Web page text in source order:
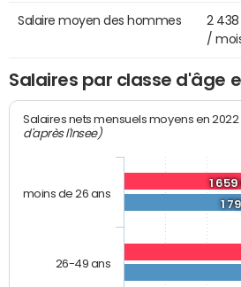
Salaire moyen des hommes
2
/
Salaires par classe d'âge
Salaires nets mensuels moyens en 2022
d'après l'Insee)
1
1
moins de 26 ans
26-49 ans